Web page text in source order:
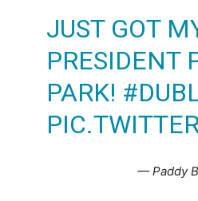
JUST GOT
PRESIDENT
PARK!
— Paddy